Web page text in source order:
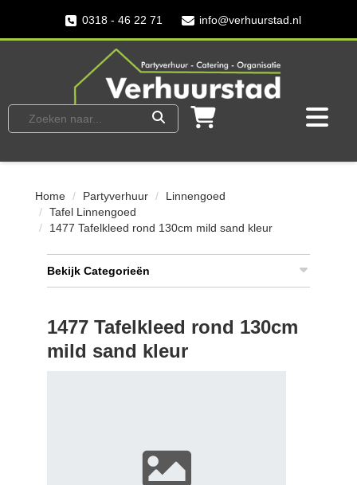
0318 - 46 22 71 info@verhuurstad.nl
Home Partyverhuur
Linnengoed
Tafel Linnengoed
1477 Tafelkleed rond 130cm mild sand kleur
Bekijk Categorieën
1477 Tafelkleed rond 130cm
mild sand kleur